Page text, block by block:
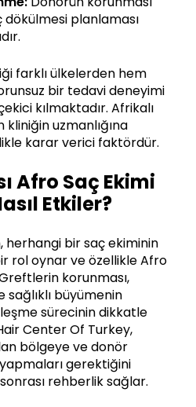
planlaması
farklı ülkelerden hem
bir tedavi deneyimi
kılmaktadır. Afrikalı
kliniğin uzmanlığına
karar verici faktördür.
Afro Saç Ekimi
Etkiler?
herhangi bir saç ekiminin
rol oynar ve özellikle Afro
korunması,
sağlıklı büyümenin
sürecinin dikkatle
Center Of Turkey,
bölgeye ve donör
gerektiğini
rehberlik sağlar.